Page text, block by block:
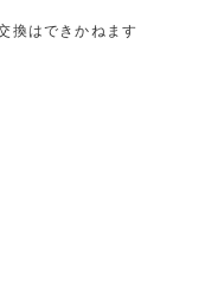
換はできかねます